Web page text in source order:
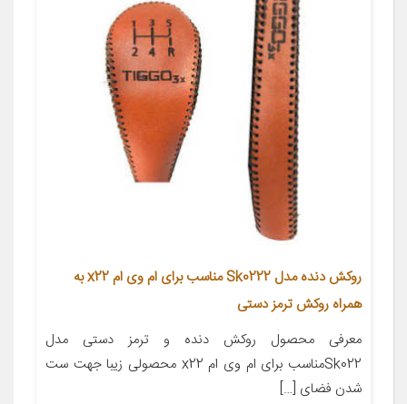
روکش دنده مدل Sk0222 مناسب برای ام وی ام x22 به
همراه روکش ترمز دستی
معرفی محصول روکش دنده و ترمز دستی مدل
Sk022مناسب برای ام وی ام x22 محصولی زیبا جهت ست
شدن فضای […]